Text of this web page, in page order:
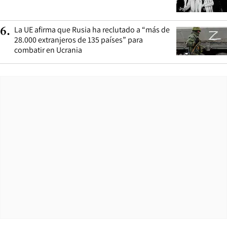
6. La UE afirma que Rusia ha reclutado a “más de
28.000 extranjeros de 135 países” para
combatir en Ucrania